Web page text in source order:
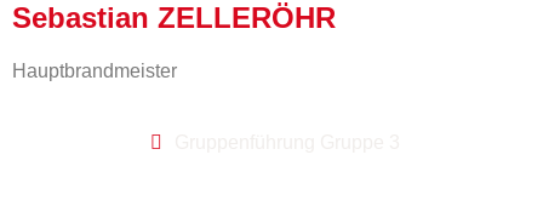
Sebastian ZELLERÖHR
Hauptbrandmeister